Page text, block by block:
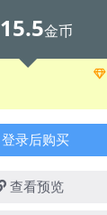
15.5金币
登录后购买
查看预览